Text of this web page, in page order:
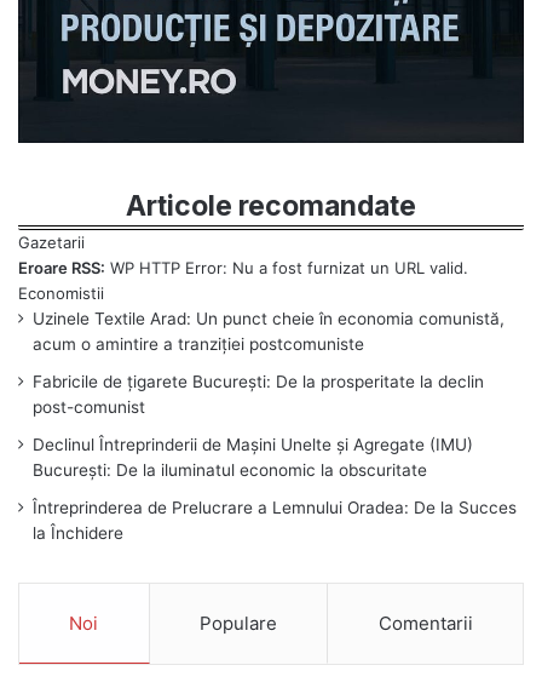
Articole recomandate
Eroare RSS: WP HTTP Error: Nu a fost furnizat un URL valid.
Uzinele Textile Arad: Un punct cheie în economia comunistă,
acum o amintire a tranziției postcomuniste
Fabricile de țigarete București: De la prosperitate la declin
post-comunist
Declinul Întreprinderii de Mașini Unelte și Agregate (IMU)
București: De la iluminatul economic la obscuritate
Întreprinderea de Prelucrare a Lemnului Oradea: De la Succes
la Închidere
Noi Populare Comentarii